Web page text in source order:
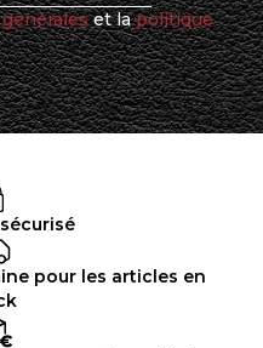
et lapolitique
pour les articles en